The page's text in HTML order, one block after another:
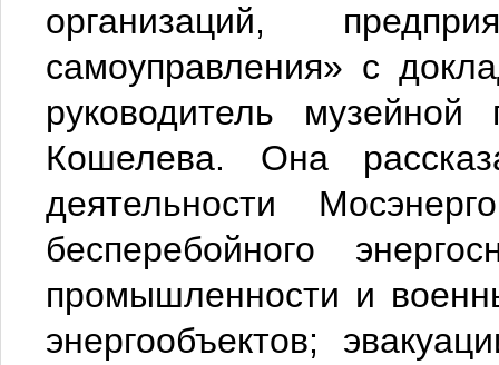
организаций,
самоуправления» с
руководитель
Кошелева. Она
деятельности
бесперебойного
промышленности и
энергообъектов;